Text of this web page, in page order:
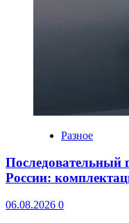
Разное
Последовательный
России:
06.08.2026 0